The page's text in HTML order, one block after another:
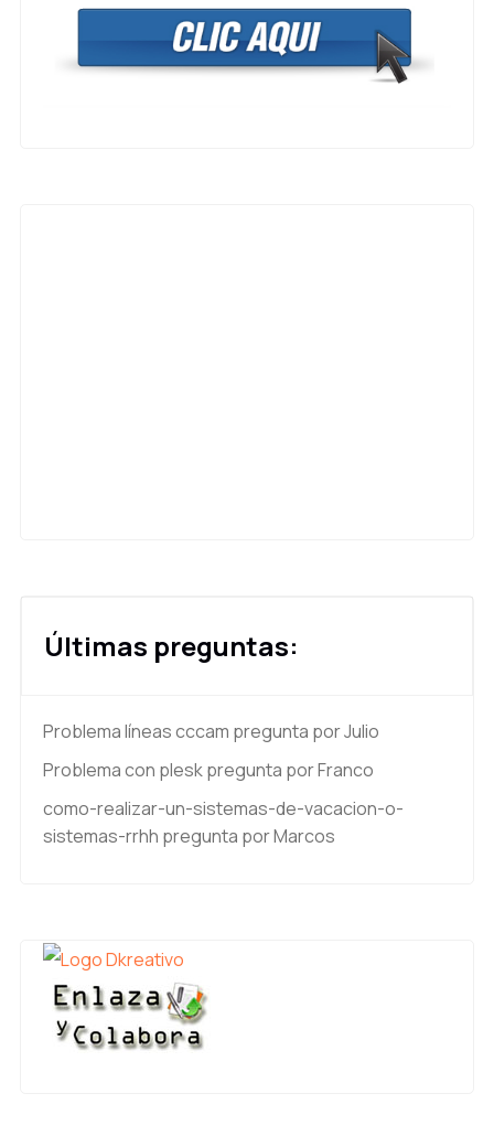
Últimas preguntas:
Problema líneas cccam pregunta por Julio
Problema con pleskpregunta por Franco
como-realizar-un-sistemas-de-vacacion-o-
sistemas-rrhh pregunta por Marcos